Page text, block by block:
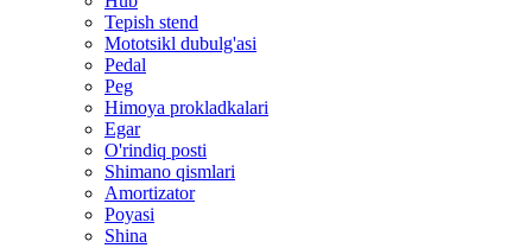
Tepish stend
Mototsikl dubulg'asi
Pedal
Peg
Himoya prokladkalari
Egar
O'rindiq posti
Shimano qismlari
Amortizator
Poyasi
Shina